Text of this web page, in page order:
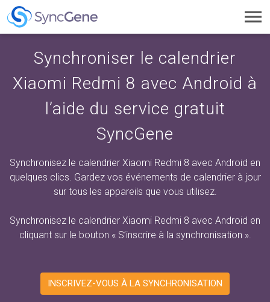
Synchroniser le calendrier
Xiaomi Redmi 8 avec Android à
l’aide du service gratuit
SyncGene
Synchronisez le calendrier Xiaomi Redmi 8 avec Android en
quelques clics. Gardez vos événements de calendrier à jour
sur tous les appareils que vous utilisez.
Synchronisez le calendrier Xiaomi Redmi 8 avec Android en
cliquant sur le bouton « S’inscrire à la synchronisation ».
INSCRIVEZ-VOUS À LA SYNCHRONISATION